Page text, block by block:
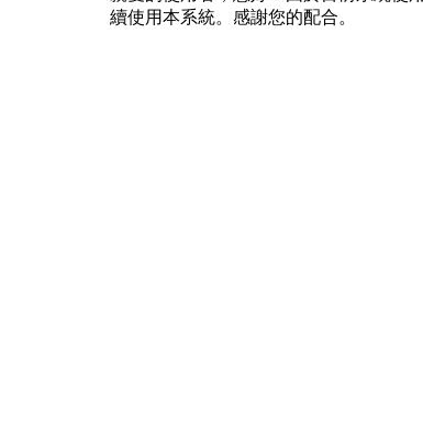
續使用本系統。感謝您的配合。